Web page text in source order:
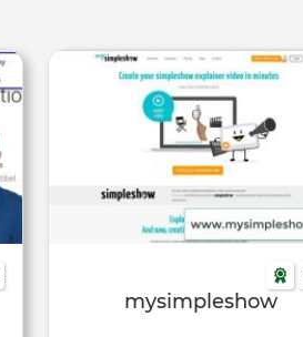
mysimpleshow